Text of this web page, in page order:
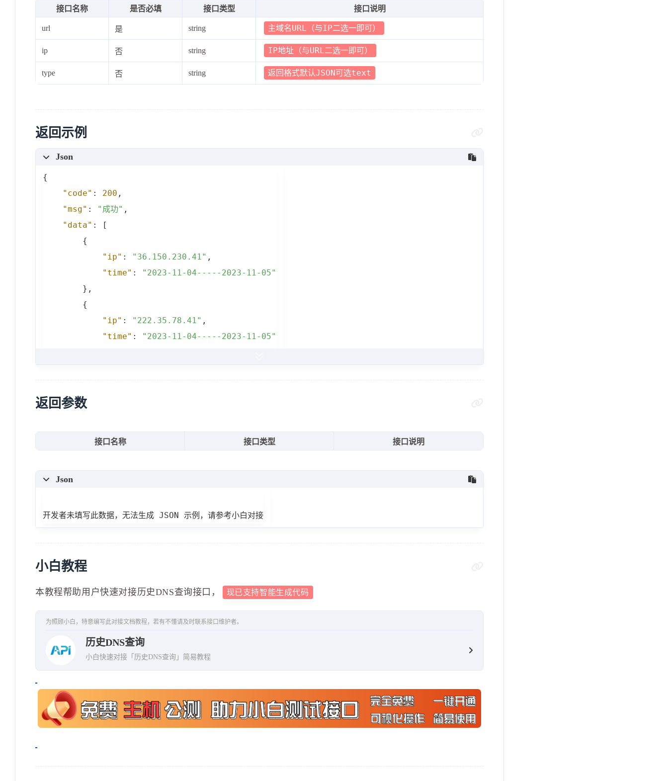
接口名称 是否必填 接口类型 接口说明
url 是 string 主域名URL（与IP二选一即可）
ip 否 string IP地址（与URL二选一即可）
type 否 string 返回格式默认JSON可选text
返回示例
Json
{
"code" : 200 ,
"msg" : "成功" ,
"data" :
[
{
"ip" : "36.150.230.41" ,
"time" :
"2023-11-04-----2023-11-05"
} ,
{
"ip" : "222.35.78.41" ,
"time" :
"2023-11-04-----2023-11-05"
{
]
返回参数
接口名称 接口类型 接口说明
Json
开发者未填写此数据，无法生成 JSON 示例，请参考小白对接
小白教程
本教程帮助用户快速对接历史DNS查询接口， 现已支持智能生成代码
为照顾小白，特意编写此对接文档教程，若有不懂请及时联系接口维护者。
历史DNS查询
小白快速对接「历史DNS查询」简易教程